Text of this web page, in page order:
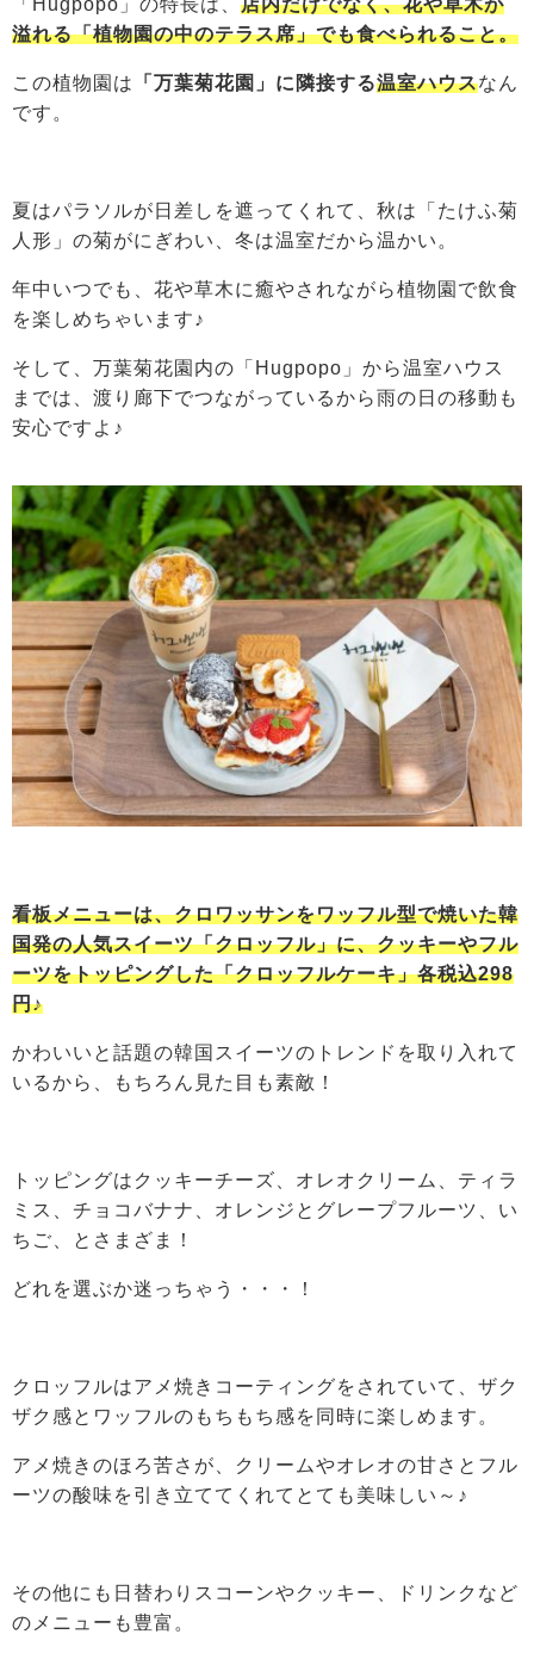
「Hugpopo」の特長は、 店内だけでなく、花や草木が
溢れる「植物園の中のテラス席」でも食べられること。
この植物園は 「万葉菊花園」に隣接する温室ハウスなん
です。
夏はパラソルが日差しを遮ってくれて、秋は「たけふ菊
人形」の菊がにぎわい、冬は温室だから温かい。
年中いつでも、花や草木に癒やされながら植物園で飲食
を楽しめちゃいます♪
そして、万葉菊花園内の「Hugpopo」から温室ハウス
までは、渡り廊下でつながっているから雨の日の移動も
安心ですよ♪
看板メニューは、クロワッサンをワッフル型で焼いた韓
国発の人気スイーツ「クロッフル」に、クッキーやフル
ーツをトッピングした「クロッフルケーキ」各税込298
円♪
かわいいと話題の韓国スイーツのトレンドを取り入れて
いるから、もちろん見た目も素敵！
トッピングはクッキーチーズ、オレオクリーム、ティラ
ミス、チョコバナナ、オレンジとグレープフルーツ、い
ちご、とさまざま！
どれを選ぶか迷っちゃう・・・！
クロッフルはアメ焼きコーティングをされていて、ザク
ザク感とワッフルのもちもち感を同時に楽しめます。
アメ焼きのほろ苦さが、クリームやオレオの甘さとフル
ーツの酸味を引き立ててくれてとても美味しい～♪
その他にも日替わりスコーンやクッキー、ドリンクなど
のメニューも豊富。